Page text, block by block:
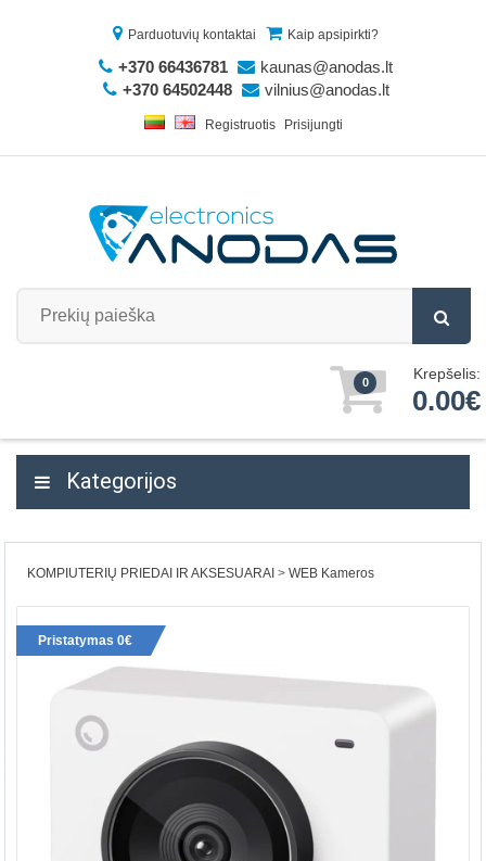
Parduotuvių kontaktai Kaip apsipirkti?
+370 66436781
kaunas@anodas.lt
+370 64502448
vilnius@anodas.lt
Registruotis Prisijungti
0 Krepšelis:
0.00€
Kategorijos
KOMPIUTERIŲ PRIEDAI IR AKSESUARAI WEB Kameros
Pristatymas 0€